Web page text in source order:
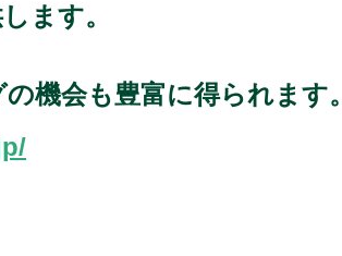
ます。
機会も豊富に得られます。